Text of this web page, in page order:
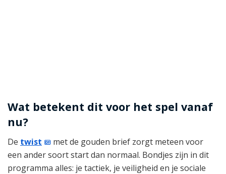
Wat betekent dit voor het spel vanaf
nu?
De twist
met de gouden brief zorgt meteen voor
een ander soort start dan normaal. Bondjes zijn in dit
programma alles: je tactiek, je veiligheid en je sociale